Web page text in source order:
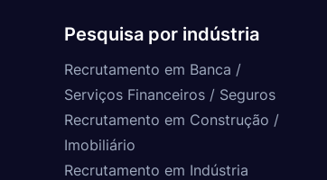
Pesquisa por indústria
Recrutamento em Banca /
Serviços Financeiros / Seguros
Recrutamento em Construção /
Imobiliário
Recrutamento em Indústria